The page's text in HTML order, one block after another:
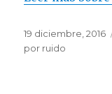
Publicado
el
19 diciembre, 2016
por ruido